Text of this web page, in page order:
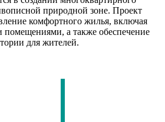
природной зоне. Проект
комфортного жилья, включая
помещениями, а также обеспечение
для жителей.